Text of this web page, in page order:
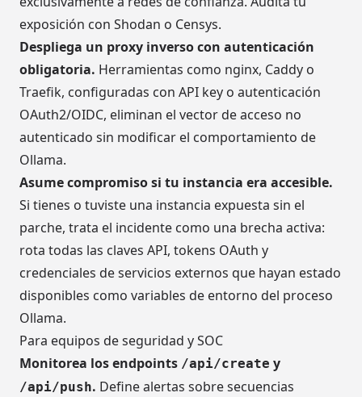
exposición con Shodan o Censys.
Despliega un proxy inverso con autenticación
obligatoria. Herramientas como nginx, Caddy o
Traefik, configuradas con API key o autenticación
OAuth2/OIDC, eliminan el vector de acceso no
autenticado sin modificar el comportamiento de
Ollama.
Asume compromiso si tu instancia era accesible.
Si tienes o tuviste una instancia expuesta sin el
parche, trata el incidente como una brecha activa:
rota todas las claves API, tokens OAuth y
credenciales de servicios externos que hayan estado
disponibles como variables de entorno del proceso
Ollama.
Para equipos de seguridad y SOC
Monitorea los endpoints /api/create y
/api/push. Define alertas sobre secuencias